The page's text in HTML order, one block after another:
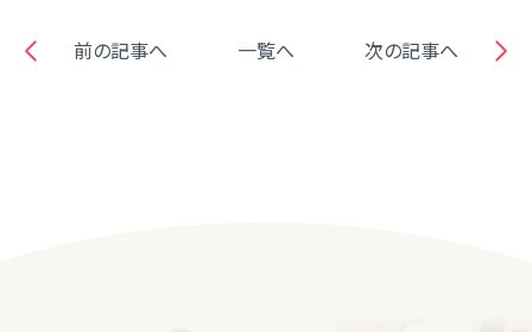
前の記事へ 一覧へ 次の記事へ